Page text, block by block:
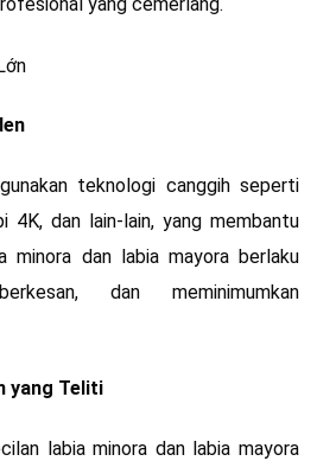
teknologi canggih seperti
4K, dan lain-lain, yang membantu
minora dan labia mayora berlaku
dan meminimumkan
yang Teliti
labia minora dan labia mayora